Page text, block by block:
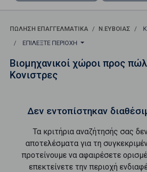
ΠΏΛΗΣΗ ΕΠΑΓΓΕΛΜΑΤΙΚΆ Ν.ΕΥΒΟΙΑΣ
ΕΠΙΛΈΞΤΕ ΠΕΡΙΟΧΉ
Βιομηχανικοί χώροι προς
Κονιστρες
Δεν εντοπίστηκαν
Τα κριτήρια αναζήτησής σας
αποτελέσματα για τη
προτείνουμε να αφαιρέσετε
επεκτείνετε την περιοχή